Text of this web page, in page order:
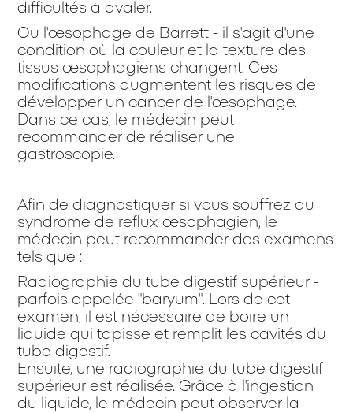
difficultés à avaler.
Ou l'œsophage de Barrett - il s'agit d'une
condition où la couleur et la texture des
tissus œsophagiens changent. Ces
modifications augmentent les risques de
développer un cancer de l'œsophage.
Dans ce cas, le médecin peut
recommander de réaliser une
gastroscopie.
Afin de diagnostiquer si vous souffrez du
syndrome de reflux œsophagien, le
médecin peut recommander des examens
tels que :
Radiographie du tube digestif supérieur -
parfois appelée "baryum". Lors de cet
examen, il est nécessaire de boire un
liquide qui tapisse et remplit les cavités du
tube digestif.
Ensuite, une radiographie du tube digestif
supérieur est réalisée. Grâce à l'ingestion
du liquide, le médecin peut observer la